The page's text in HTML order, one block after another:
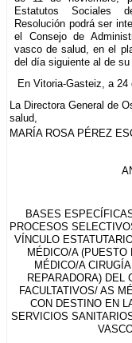
Estatutos Sociales
Resolución podrá ser
el Consejo de
vasco de salud, en el
del día siguiente al de
En Vitoria-Gasteiz, a 24
La Directora General de
salud,
MARÍA ROSA PÉREZ
BASES
PROCESOS
VÍNCULO
MÉDICO/A (PUESTO
MÉDICO/A
REPARADORA) DEL
FACULTATIVOS/ AS
CON DESTINO EN
SERVICIOS